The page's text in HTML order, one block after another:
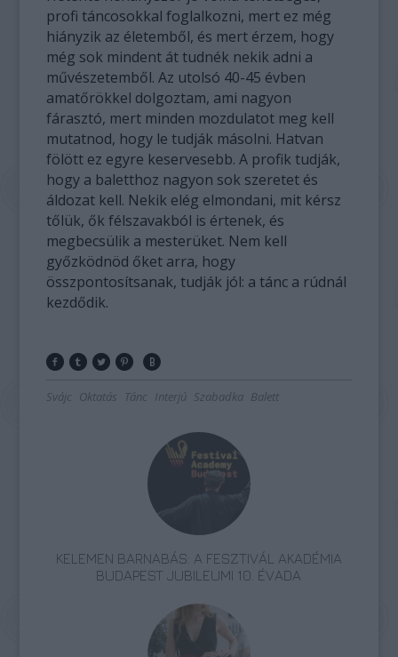
profi táncosokkal foglalkozni, mert ez még
hiányzik az életemből, és mert érzem, hogy
még sok mindent át tudnék nekik adni a
művészetemből. Az utolsó 40-45 évben
amatőrökkel dolgoztam, ami nagyon
fárasztó, mert minden mozdulatot meg kell
mutatnod, hogy le tudják másolni. Hatvan
fölött ez egyre keservesebb. A profik tudják,
hogy a baletthoz nagyon sok szeretet és
áldozat kell. Nekik elég elmondani, mit kérsz
tőlük, ők félszavakból is értenek, és
megbecsülik a mesterüket. Nem kell
győzködnöd őket arra, hogy
összpontosítsanak, tudják jól: a tánc a rúdnál
kezdődik.
Svájc Oktatás Tánc Interjú Szabadka Balett
KELEMEN BARNABÁS: A FESZTIVÁL AKADÉMIA
BUDAPEST JUBILEUMI 10. ÉVADA